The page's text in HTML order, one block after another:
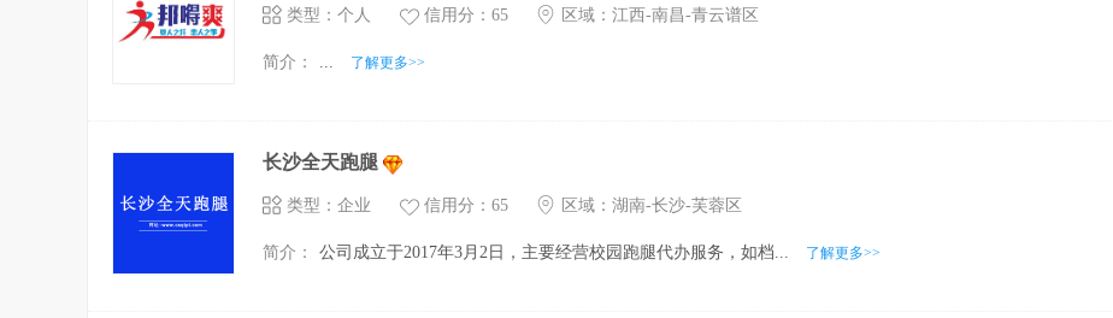
类型：个人 信用分：65 区域： 江西-南昌-青云谱区
简介： ... 了解更多>>
长沙全天跑腿
类型：企业 信用分：65 区域： 湖南-长沙-芙蓉区
简介： 公司成立于2017年3月2日，主要经营校园跑腿代办服务，如档... 了解更多>>